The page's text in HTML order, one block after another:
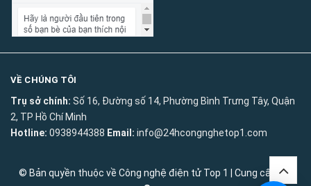
VỀ CHÚNG TÔI
Trụ sở chính: Số 16, Đường số 14, Phường Bình Trưng Tây, Quận
2, TP Hồ Chí Minh
Hotline: 0938944388 Email: info@24hcongnghetop1.com
© Bản quyền thuộc về Công nghệ điện tử Top 1
Cung cấp bởi